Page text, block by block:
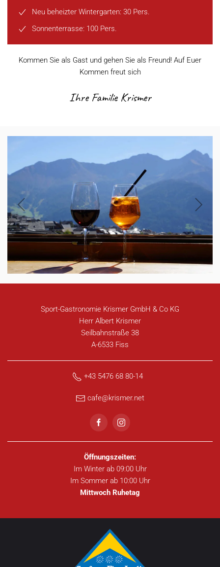
Neu beheizter Wintergarten: 30 Pers.
Sonnenterrasse: 100 Pers.
Kommen Sie als Gast und gehen Sie als Freund! Auf Euer
Kommen freut sich
Ihre Familie Krismer
Sport-Gastronomie Krismer GmbH & Co KG
Herr Albert Krismer
Seilbahnstraße 38
A-6533 Fiss
+43 5476 68 80-14
cafe@krismer.net
Öffnungszeiten:
Im Winter ab 09:00 Uhr
Im Sommer ab 10:00 Uhr
Mittwoch Ruhetag